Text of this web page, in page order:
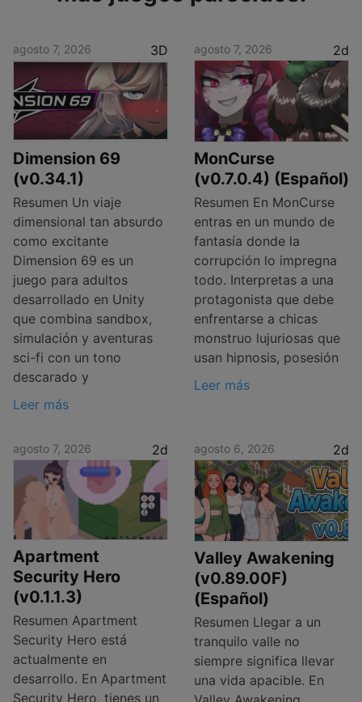
agosto 7, 2026 3D
Dimension 69
(v0.34.1)
Resumen Un viaje
dimensional tan absurdo
como excitante
Dimension 69 es un
juego para adultos
desarrollado en Unity
que combina sandbox,
simulación y aventuras
sci-fi con un tono
descarado y
Leer más
agosto 7, 2026 2d
MonCurse
(v0.7.0.4) (Español)
Resumen En MonCurse
entras en un mundo de
fantasía donde la
corrupción lo impregna
todo. Interpretas a una
protagonista que debe
enfrentarse a chicas
monstruo lujuriosas que
usan hipnosis, posesión
Leer más
agosto 7, 2026 2d
Apartment
Security Hero
(v0.1.1.3)
Resumen Apartment
Security Hero está
actualmente en
desarrollo. En Apartment
Security Hero, tienes un
agosto 6, 2026 2d
Valley Awakening
(v0.89.00F)
(Español)
Resumen Llegar a un
tranquilo valle no
siempre significa llevar
una vida apacible. En